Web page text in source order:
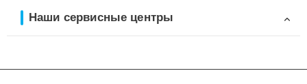
Наши сервисные центры